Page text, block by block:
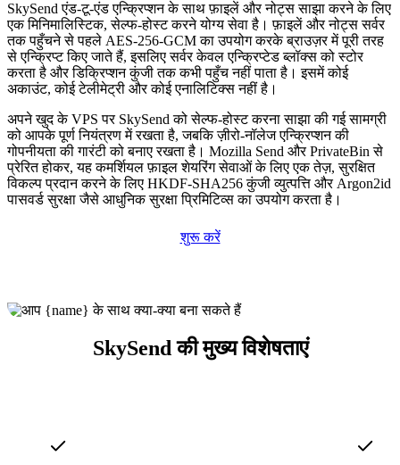
SkySend एंड-टू-एंड एन्क्रिप्शन के साथ फ़ाइलें और नोट्स साझा करने के लिए
एक मिनिमालिस्टिक, सेल्फ-होस्ट करने योग्य सेवा है। फ़ाइलें और नोट्स सर्वर
तक पहुँचने से पहले AES-256-GCM का उपयोग करके ब्राउज़र में पूरी तरह
से एन्क्रिप्ट किए जाते हैं, इसलिए सर्वर केवल एन्क्रिप्टेड ब्लॉक्स को स्टोर
करता है और डिक्रिप्शन कुंजी तक कभी पहुँच नहीं पाता है। इसमें कोई
अकाउंट, कोई टेलीमेट्री और कोई एनालिटिक्स नहीं है।
अपने खुद के VPS पर SkySend को सेल्फ-होस्ट करना साझा की गई सामग्री
को आपके पूर्ण नियंत्रण में रखता है, जबकि ज़ीरो-नॉलेज एन्क्रिप्शन की
गोपनीयता की गारंटी को बनाए रखता है। Mozilla Send और PrivateBin से
प्रेरित होकर, यह कमर्शियल फ़ाइल शेयरिंग सेवाओं के लिए एक तेज़, सुरक्षित
विकल्प प्रदान करने के लिए HKDF-SHA256 कुंजी व्युत्पत्ति और Argon2id
पासवर्ड सुरक्षा जैसे आधुनिक सुरक्षा प्रिमिटिव्स का उपयोग करता है।
शुरू करें
SkySend की मुख्य विशेषताएं